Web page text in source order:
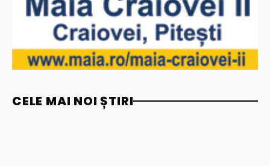
CELE MAI NOI ȘTIRI